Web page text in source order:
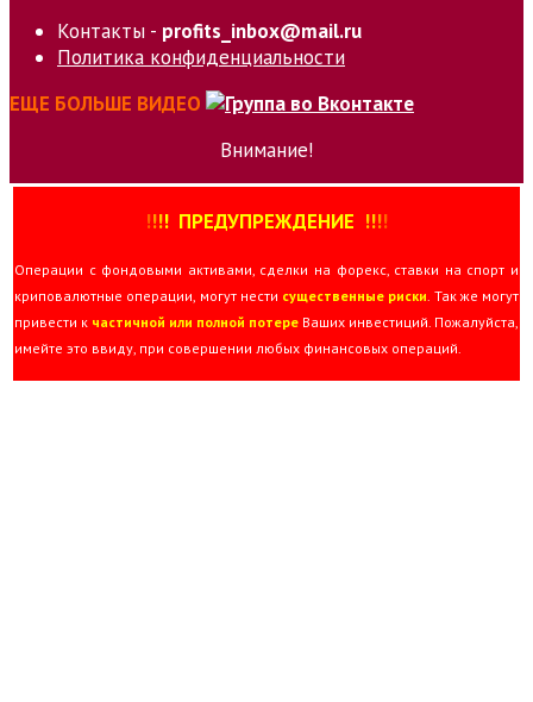
Контакты - profits_inbox@mail.ru
Политика конфиденциальности
ЕЩЕ БОЛЬШЕ ВИДЕО
Внимание!
!!!! ПРЕДУПРЕЖДЕНИЕ !!!!
Операции с фондовыми активами, сделки на форекс, ставки на спорт и
криповалютные операции, могут нести существенные риски. Так же могут
привести к частичной или полной потере Ваших инвестиций. Пожалуйста,
имейте это ввиду, при совершении любых финансовых операций.